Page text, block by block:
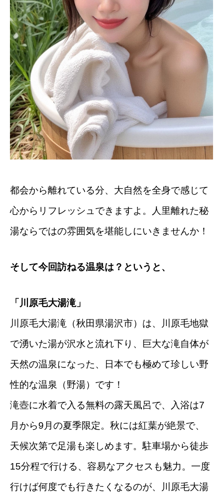
都会から離れている分、大自然を全身で感じて
心からリフレッシュできますよ。人里離れた秘
湯ならではの雰囲気を堪能しにいきませんか！
そして今回訪ねる温泉は？というと、
「川原毛大湯滝」
川原毛大湯滝（秋田県湯沢市）は、川原毛地獄
で湧いた湯が沢水と流れ下り、巨大な滝自体が
天然の温泉になった、日本でも極めて珍しい野
性的な温泉（野湯）です！
滝壺に水着で入る無料の露天風呂で、入浴は7
月から9月の夏季限定。秋には紅葉が絶景で、
天候次第で足湯も楽しめます。駐車場から徒歩
15分程で行ける、容易なアクセスも魅力。一度
行けば何度でも行きたくなるのが、川原毛大湯